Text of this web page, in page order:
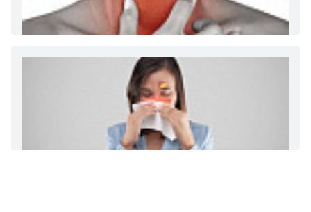
Диета 7 стол при заболеваниях почек (острый и
Ларингит: все о ларингите и его лечении. Как
спасти свой голос.